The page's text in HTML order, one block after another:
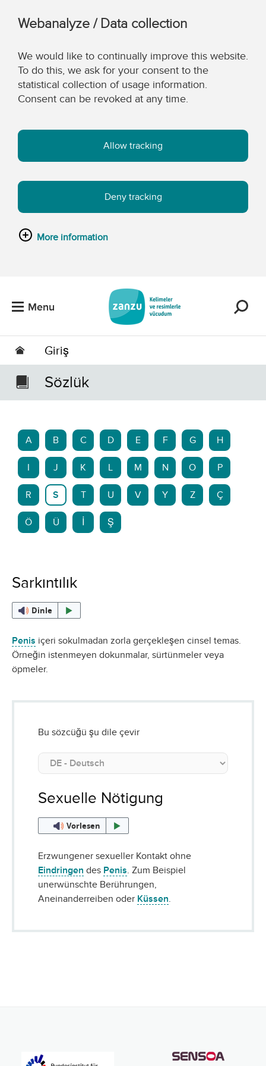
Webanalyze / Data collection
We would like to continually improve this website.
To do this, we ask for your consent to the
statistical collection of usage information.
Consent can be revoked at any time.
Allow tracking
Deny tracking
More information
Menu
Giriş
Sözlük
A B C D E F G H
J K L M N O P
R S T U V Y Z Ç
Ö Ü Ş
Sarkıntılık
Dinle
Penis içeri sokulmadan zorla gerçekleşen cinsel temas.
Örneğin istenmeyen dokunmalar, sürtünmeler veya
öpmeler.
Bu sözcüğü şu dile çevir
Sexuelle Nötigung
Vorlesen
Erzwungener sexueller Kontakt ohne
Eindringen des Penis. Zum Beispiel
unerwünschte Berührungen,
Aneinanderreiben oder Küssen.